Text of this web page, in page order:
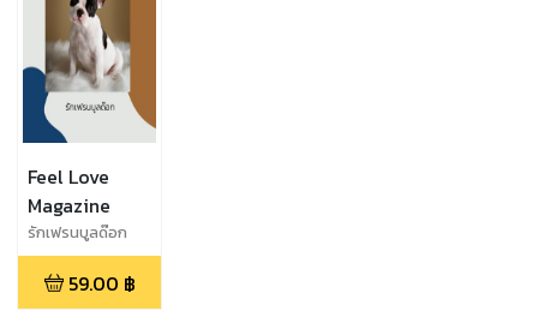
Feel Love
Magazine
รักเฟรนบูลด๊อก
59.00 ฿